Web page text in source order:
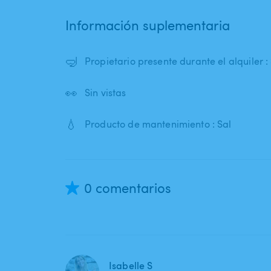
Información suplementaria
🤿 Propietario presente durante el alquiler :
👀 Sin vistas
💧 Producto de mantenimiento : Sal
0 comentarios
Isabelle S